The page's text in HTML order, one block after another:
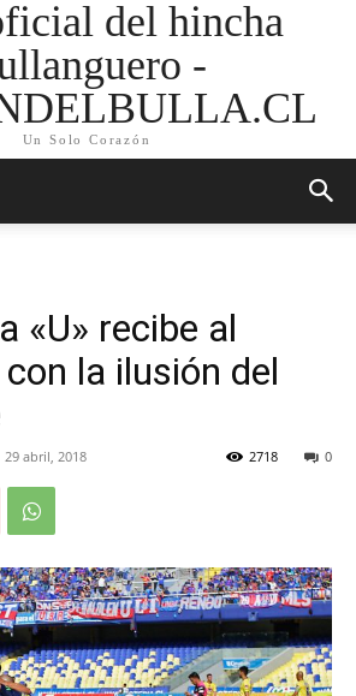
del hincha
-
Un Solo Corazón
«U» recibe al
la ilusión del
29 abril, 2018 0
2718